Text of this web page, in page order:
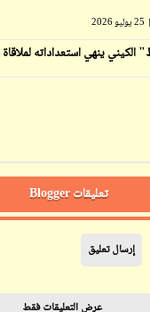
25 يوليو 2026
ينهي استعداداته
تعليقات Blogger
إرسال تعليق
عرض التعليقات فقط